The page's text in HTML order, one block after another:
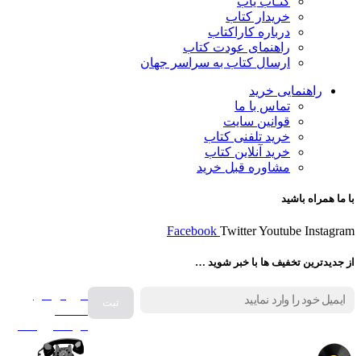
خریدار کتاب
درباره کاراکتاب
راهنمای عودت کتاب
ارسال کتاب به سراسر جهان
راهنمایی خرید
تماس با ما
قوانین سایت
خرید تلفنی کتاب
خرید آنلاین کتاب
مشاوره قبل خرید
با ما همراه باشید
Facebook TwitterYoutube Instagram
از جدیدترین تخفیف ها با خبر شوید …
فروش انواع